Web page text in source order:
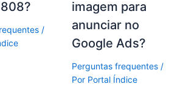
/
imagem para
anunciar no
Google Ads?
Perguntas frequentes/
Por Portal Índice